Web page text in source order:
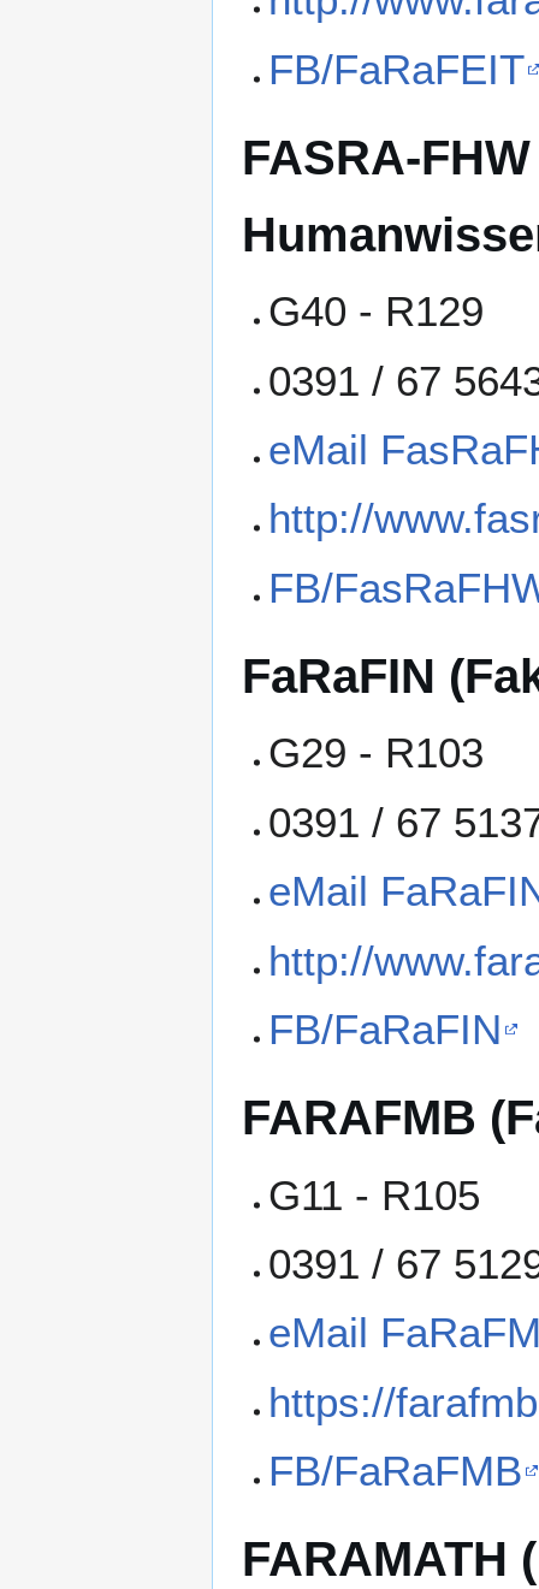
FB/FaRaFEIT
FASRA-
G40 - R129
0391 / 67
eMail
http://
FB/
FaRaFIN
G29 - R103
0391 / 67
eMail
http://
FB/FaRaFIN
FARAFMB
G11 - R105
0391 / 67
eMail
https://
FB/FaRaFMB
FARAMATH